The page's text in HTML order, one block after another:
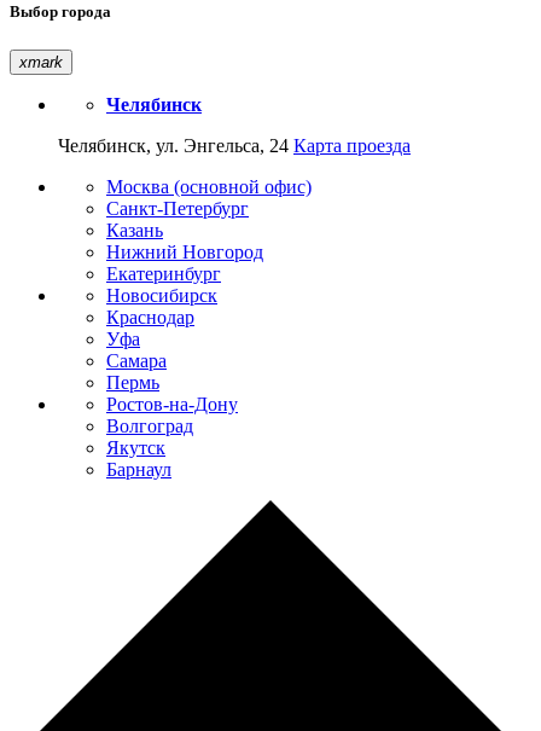
Выбор города
xmark
Челябинск
Челябинск, ул. Энгельса, 24 Карта проезда
Москва (основной офис)
Санкт-Петербург
Казань
Нижний Новгород
Екатеринбург
Новосибирск
Краснодар
Уфа
Самара
Пермь
Ростов-на-Дону
Волгоград
Якутск
Барнаул